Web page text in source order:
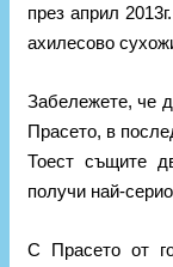
през април
ахилесово
Забележете, че
Прасето, в
Тоест същите
получи най-
С Прасето от